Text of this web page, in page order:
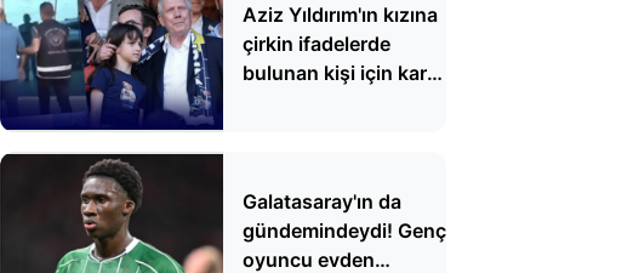
Aziz Yıldırım'ın kızına
çirkin ifadelerde
bulunan kişi için karar
Galatasaray'ın da
gündemindeydi! Genç
oyuncu evden